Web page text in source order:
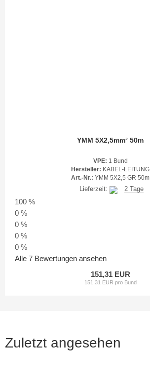
YMM 5X2,5mm² 50m
VPE: 1 Bund
Hersteller: KABEL-LEITUNG
Art.-Nr.: YMM 5X2,5 GR 50m
Lieferzeit: 2 Tage
100 %
0 %
0 %
0 %
0 %
Alle 7 Bewertungen ansehen
151,31 EUR
151,31 EUR pro Bund
Zuletzt angesehen